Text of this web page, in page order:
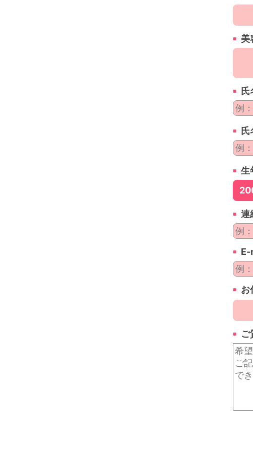
美
氏
氏
生
連
E-
お
ご